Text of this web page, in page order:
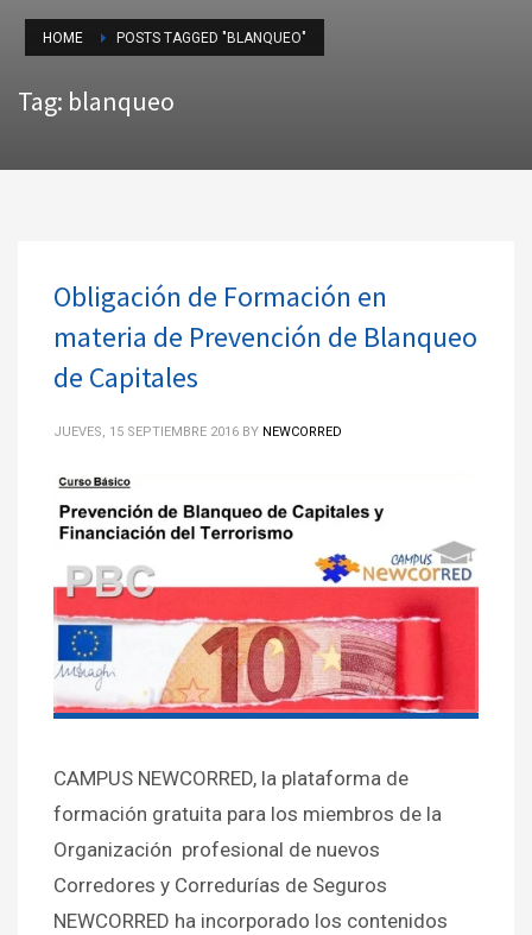
HOME POSTS TAGGED "BLANQUEO"
Tag: blanqueo
Obligación de Formación en
materia de Prevención de Blanqueo
de Capitales
JUEVES, 15 SEPTIEMBRE 2016 BY NEWCORRED
CAMPUS NEWCORRED, la plataforma de
formación gratuita para los miembros de la
Organización profesional de nuevos
Corredores y Corredurías de Seguros
NEWCORRED ha incorporado los contenidos